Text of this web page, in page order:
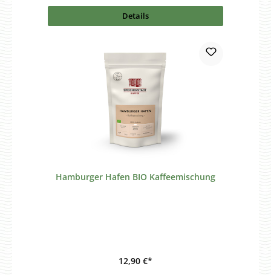
Details
Hamburger Hafen BIO Kaffeemischung
12,90 €*